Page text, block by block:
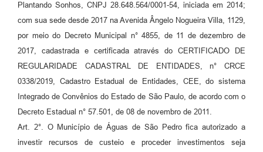
Plantando Sonhos, CNPJ 28.648.564/0001-54, iniciada em 2014;
com sua sede desde 2017 na Avenida Ângelo Nogueira Villa, 1129,
por meio do Decreto Municipal n° 4855, de 11 de dezembro de
2017, cadastrada e certificada através do CERTIFICADO DE
REGULARIDADE CADASTRAL DE ENTIDADES, n° CRCE
0338/2019, Cadastro Estadual de Entidades, CEE, do sistema
Integrado de Convênios do Estado de São Paulo, de acordo com o
Decreto Estadual n° 57.501, de 08 de novembro de 2011.
Art. 2°. O Município de Águas de São Pedro fica autorizado a
investir recursos de custeio e proceder investimentos seja